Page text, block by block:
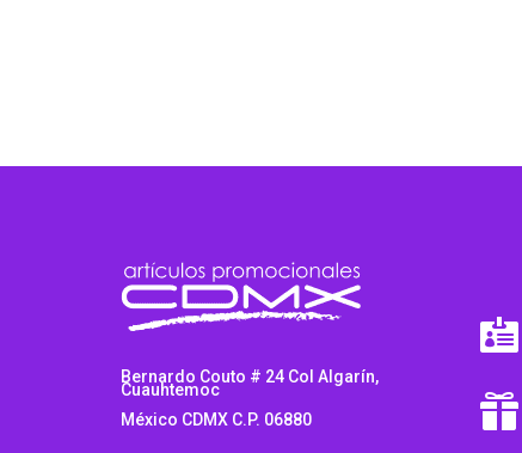
Bernardo Couto # 24 Col Algarín,
Cuauhtemoc
México CDMX C.P. 06880

